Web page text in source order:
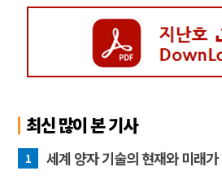
최신 많이 본 기사
1